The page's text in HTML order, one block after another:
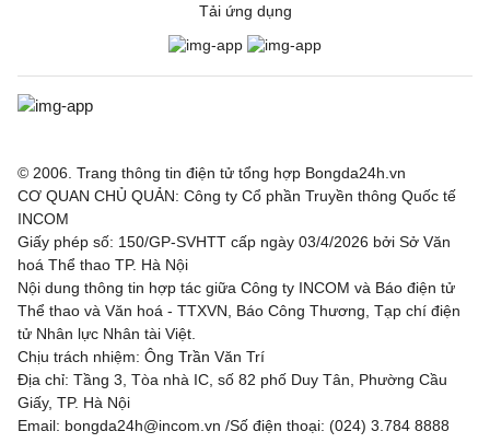
Tải ứng dụng
© 2006. Trang thông tin điện tử tổng hợp Bongda24h.vn
CƠ QUAN CHỦ QUẢN: Công ty Cổ phần Truyền thông Quốc tế
INCOM
Giấy phép số: 150/GP-SVHTT cấp ngày 03/4/2026 bởi Sở Văn
hoá Thể thao TP. Hà Nội
Nội dung thông tin hợp tác giữa Công ty INCOM và Báo điện tử
Thể thao và Văn hoá - TTXVN, Báo Công Thương, Tạp chí điện
tử Nhân lực Nhân tài Việt.
Chịu trách nhiệm: Ông Trần Văn Trí
Địa chỉ: Tầng 3, Tòa nhà IC, số 82 phố Duy Tân, Phường Cầu
Giấy, TP. Hà Nội
Email: bongda24h@incom.vn /Số điện thoại: (024) 3.784 8888